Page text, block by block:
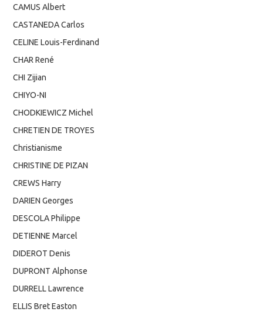
CAMUS Albert
CASTANEDA Carlos
CELINE Louis-Ferdinand
CHAR René
CHI Zijian
CHIYO-NI
CHODKIEWICZ Michel
CHRETIEN DE TROYES
Christianisme
CHRISTINE DE PIZAN
CREWS Harry
DARIEN Georges
DESCOLA Philippe
DETIENNE Marcel
DIDEROT Denis
DUPRONT Alphonse
DURRELL Lawrence
ELLIS Bret Easton